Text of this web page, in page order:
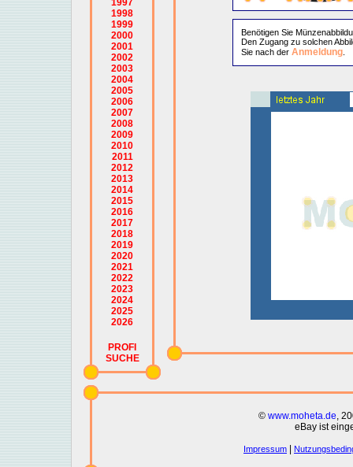
1997
1998
1999
2000
2001
2002
2003
2004
2005
2006
2007
2008
2009
2010
2011
2012
2013
2014
2015
2016
2017
2018
2019
2020
2021
2022
2023
2024
2025
2026
PROFI
SUCHE
Benötigen Sie
Den Zugang zu solchen
Sie nach der Anmeldung.
© www.moheta.de,
eBay ist
Impressum